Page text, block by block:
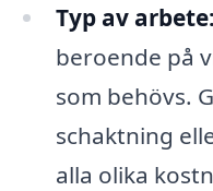
Typ av arbete:
beroende på
som behövs.
schaktning
alla olika